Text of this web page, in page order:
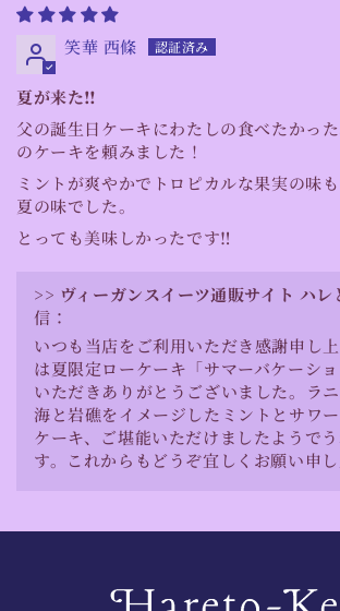
笑華 西條
夏が来た‼︎
父の誕生日ケーキにわたしの食べたかっ
のケーキを頼みました！
ミントが爽やかでトロピカルな果実の味
夏の味でした。
とっても美味しかったです‼︎
>> ヴィーガンスイーツ通販サイト ハレ
信：
いつも当店をご利用いただき感謝申し
は夏限定ローケーキ「サマーバケーシ
いただきありがとうございました。ラ
海と岩礁をイメージしたミントとサワ
ケーキ、ご堪能いただけましたようで
す。これからもどうぞ宜しくお願い申